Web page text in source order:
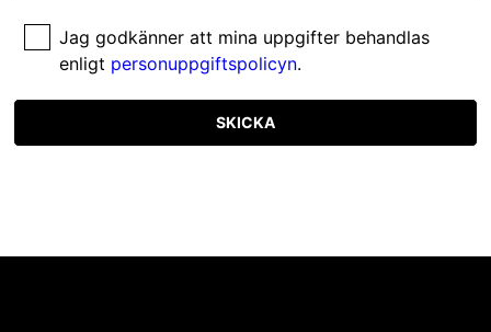
Jag godkänner att mina uppgifter behandlas
enligt personuppgiftspolicyn.
SKICKA